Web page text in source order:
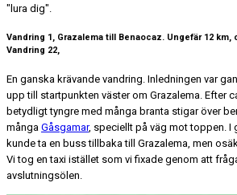
"lura dig".
Vandring 1, Grazalema till Benaocaz. Ungefär 12 km,
Vandring 22,
En ganska krävande vandring. Inledningen var
upp till startpunkten väster om Grazalema. Efter
betydligt tyngre med många branta stigar över
många Gåsgamar, speciellt på väg mot toppen. I
kunde ta en buss tillbaka till Grazalema, men
Vi tog en taxi istället som vi fixade genom att
avslutningsölen.